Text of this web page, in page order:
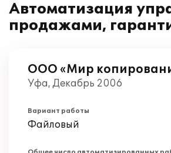
Автоматизация
продажами,
ООО «Мир
Уфа, Декабрь 2006
Вариант работы
Файловый